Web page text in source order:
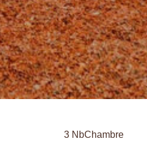
3 NbChambre